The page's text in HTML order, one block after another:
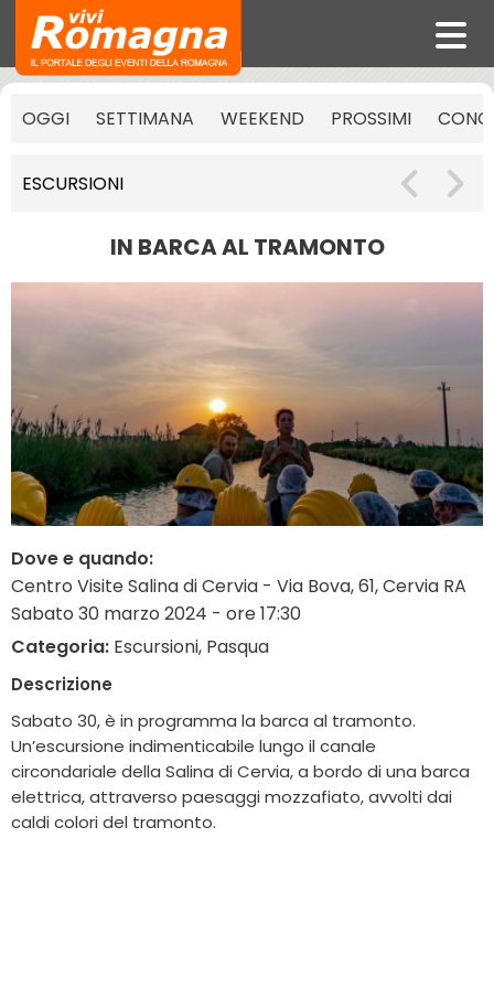
OGGI SETTIMANA WEEKEND PROSSIMI
ESCURSIONI
IN BARCA AL TRAMONTO
Dove e quando:
Centro Visite Salina di Cervia - Via Bova, 61, Cervia RA
Sabato 30 marzo 2024 - ore 17:30
Categoria: Escursioni, Pasqua
Descrizione
Sabato 30, è in programma la barca al tramonto.
Un’escursione indimenticabile lungo il canale
circondariale della Salina di Cervia, a bordo di una barca
elettrica, attraverso paesaggi mozzafiato, avvolti dai
caldi colori del tramonto.